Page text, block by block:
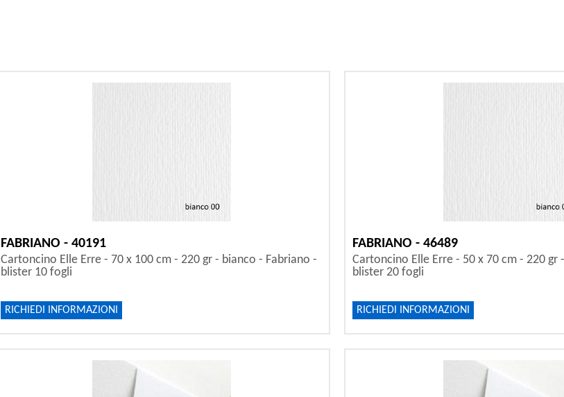
FABRIANO - 40191
Cartoncino Elle Erre - 70 x 100 cm - 220 gr - bianco - Fabriano -
blister 10 fogli
RICHIEDI INFORMAZIONI
FABRIANO - 46489
Cartoncino Elle Erre - 50 x 70 cm - 220 gr
blister 20 fogli
RICHIEDI INFORMAZIONI